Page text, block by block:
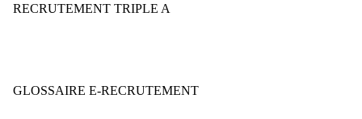
RECRUTEMENT TRIPLE A
GLOSSAIRE E-RECRUTEMENT